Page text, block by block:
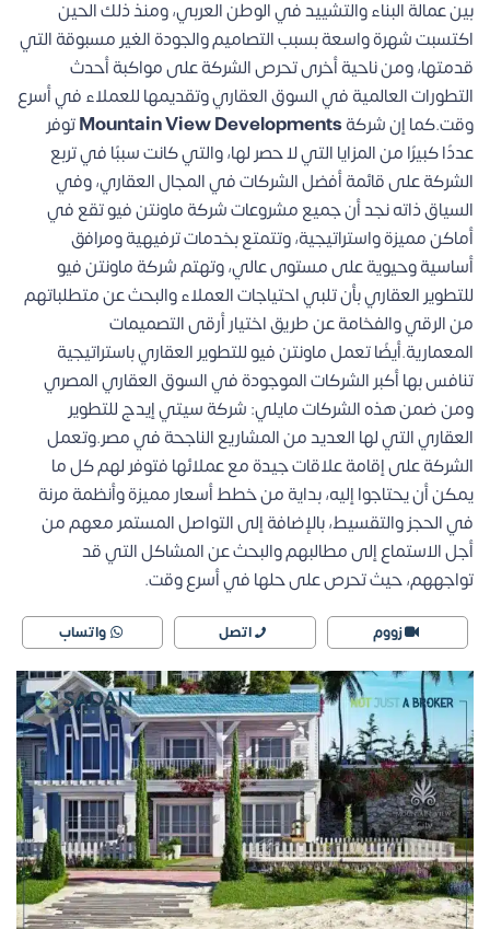
بين عمالة البناء والتشييد في الوطن العربي، ومنذ ذلك الحين
اكتسبت شهرة واسعة بسبب التصاميم والجودة الغير مسبوقة التي
قدمتها، ومن ناحية أخرى تحرص الشركة على مواكبة أحدث
التطورات العالمية في السوق العقاري وتقديمها للعملاء في أسرع
وقت.كما إن شركةMountain View Developmentsتوفر
عددًا كبيرًا من المزايا التي لا حصر لها، والتي كانت سببًا في تربع
الشركة على قائمة أفضل الشركات في المجال العقاري، وفي
السياق ذاته نجد أن جميع مشروعات شركة ماونتن فيو تقع في
أماكن مميزة واستراتيجية، وتتمتع بخدمات ترفيهية ومرافق
أساسية وحيوية على مستوى عالي، وتهتم شركة ماونتن فيو
للتطوير العقاري بأن تلبي احتياجات العملاء والبحث عن متطلباتهم
من الرقي والفخامة عن طريق اختيار أرقى التصميمات
المعمارية.أيضًا تعمل ماونتن فيو للتطوير العقاري باستراتيجية
تنافس بها أكبر الشركات الموجودة في السوق العقاري المصري
ومن ضمن هذه الشركات مايلي:شركة سيتي إيدج للتطوير
العقاريالتي لها العديد من المشاريع الناجحة في مصر.وتعمل
الشركة على إقامة علاقات جيدة مع عملائها فتوفر لهم كل ما
يمكن أن يحتاجوا إليه، بداية من خطط أسعار مميزة وأنظمة مرنة
في الحجز والتقسيط، بالإضافة إلى التواصل المستمر معهم من
أجل الاستماع إلى مطالبهم والبحث عن المشاكل التي قد
تواجههم، حيث تحرص على حلها في أسرع وقت.
زووم اتصل واتساب